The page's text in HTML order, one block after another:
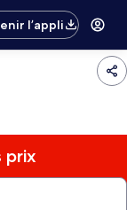
l’appli
prix